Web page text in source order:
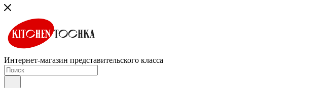
Интернет-магазин представительского класса